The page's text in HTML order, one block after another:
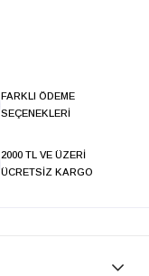
FARKLI ÖDEME
SEÇENEKLERİ
2000 TL VE ÜZERİ
ÜCRETSİZ KARGO